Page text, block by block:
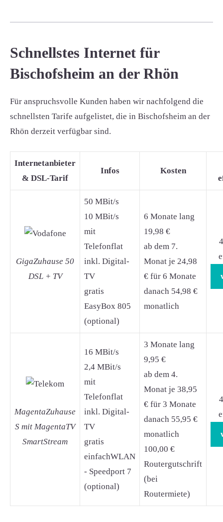
Schnellstes Internet für
Bischofsheim an der Rhön
Für anspruchsvolle Kunden haben wir nachfolgend die
schnellsten Tarife aufgelistet, die in Bischofsheim an der
Rhön derzeit verfügbar sind.
Internetanbieter
& DSL-Tarif
Infos Kosten
GigaZuhause 50
DSL + TV
50 MBit/s
10 MBit/s
mit
Telefonflat
inkl. Digital-
TV
gratis
EasyBox 805
(optional)
6 Monate lang
19,98 €
ab dem 7.
Monat je 24,98
€ für 6 Monate
danach 54,98 €
monatlich
MagentaZuhause
S mit MagentaTV
SmartStream
16 MBit/s
2,4 MBit/s
mit
Telefonflat
inkl. Digital-
TV
gratis
einfachWLAN
- Speedport 7
(optional)
3 Monate lang
9,95 €
ab dem 4.
Monat je 38,95
€ für 3 Monate
danach 55,95 €
monatlich
100,00 €
Routergutschrift
(bei
Routermiete)